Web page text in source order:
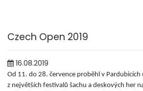
Czech Open 2019
16.08.2019
Od 11. do 28. července proběhl v
z největších festivalů šachu a deskových her